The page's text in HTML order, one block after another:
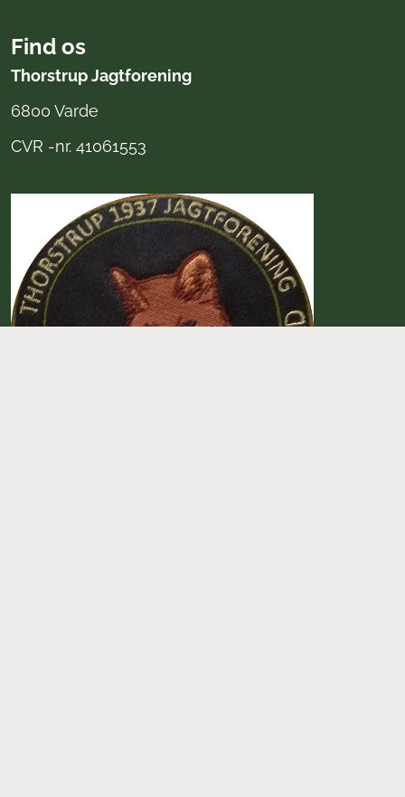
Find os
Thorstrup Jagtforening
6800 Varde
CVR -nr. 41061553